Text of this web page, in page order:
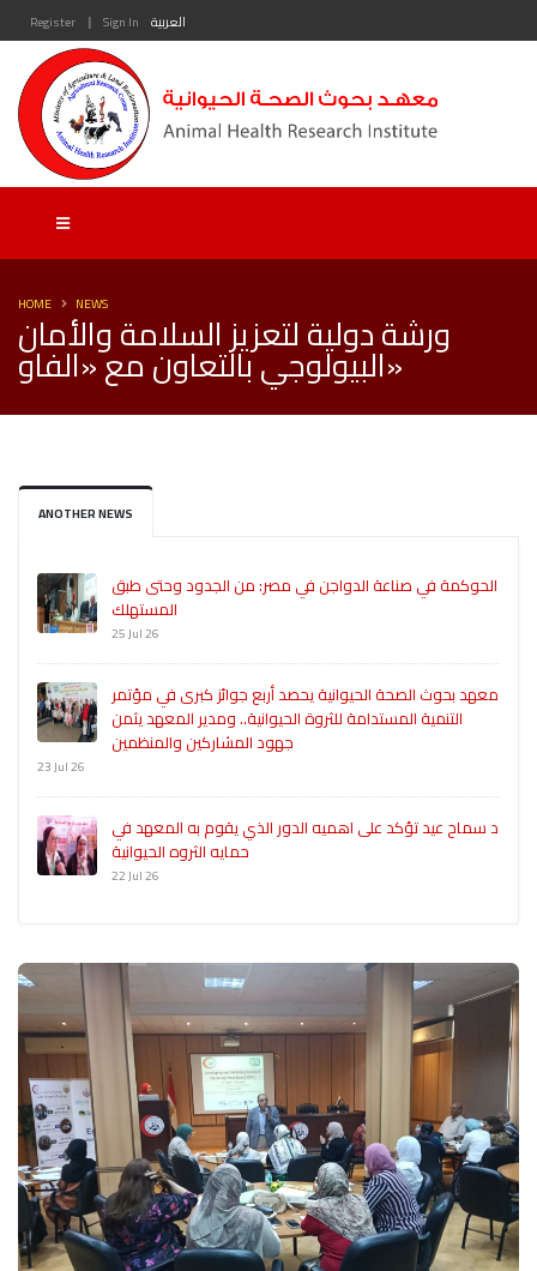
Register | Sign In العربية
ورشة دولية لتعزيز السلامة والأمان
البيولوجي بالتعاون مع «الفاو»
HOME NEWS
ANOTHER NEWS
الحوكمة في صناعة الدواجن في مصر: من الجدود وحتى طبق
المستهلك
25 Jul 26
معهد بحوث الصحة الحيوانية يحصد أربع جوائز كبرى في مؤتمر
التنمية المستدامة للثروة الحيوانية.. ومدير المعهد يثمن
جهود المشاركين والمنظمين
23 Jul 26
د سماح عيد تؤكد على اهميه الدور الذي يقوم به المعهد في
حمايه الثروه الحيوانية
22 Jul 26